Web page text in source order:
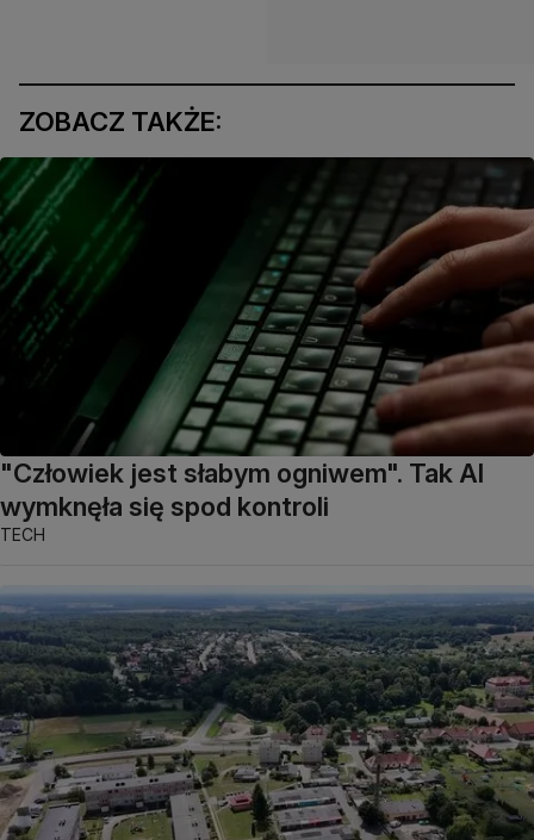
ZOBACZ TAKŻE:
"Człowiek jest słabym ogniwem". Tak AI
wymknęła się spod kontroli
TECH